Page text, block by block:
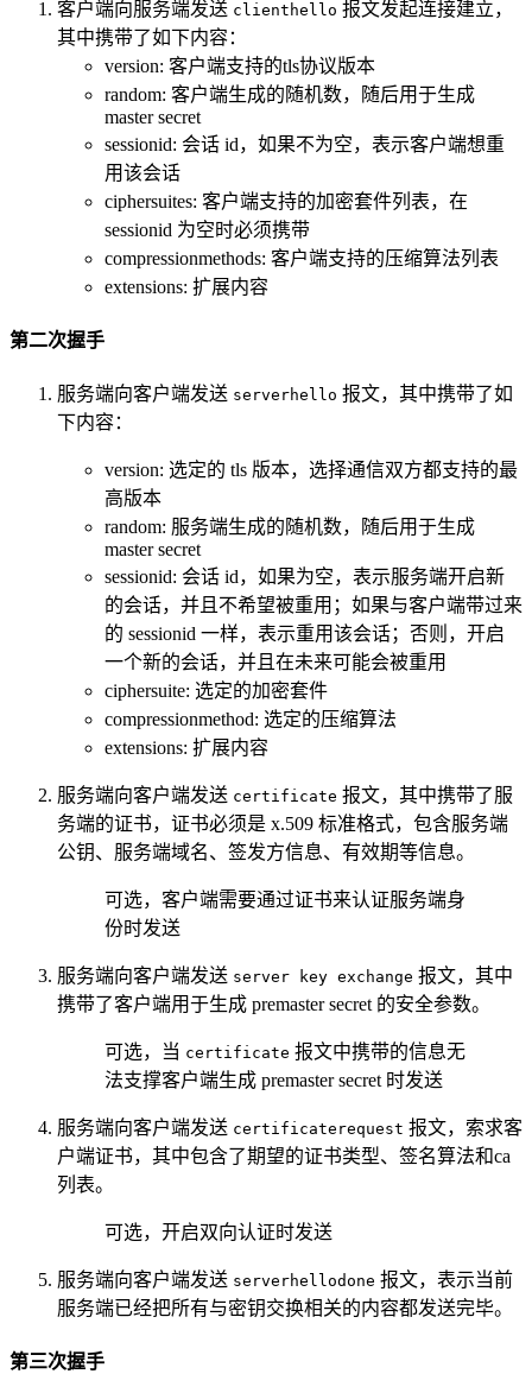
客户端向服务端发送 clienthello 报文发起连接建立，
其中携带了如下内容：
version: 客户端支持的tls协议版本
random: 客户端生成的随机数，随后用于生成
master secret
sessionid: 会话 id，如果不为空，表示客户端想重
用该会话
ciphersuites: 客户端支持的加密套件列表，在
sessionid 为空时必须携带
compressionmethods: 客户端支持的压缩算法列表
extensions: 扩展内容
第二次握手
服务端向客户端发送 serverhello 报文，其中携带了如
下内容：
version: 选定的 tls 版本，选择通信双方都支持的最
高版本
random: 服务端生成的随机数，随后用于生成
master secret
sessionid: 会话 id，如果为空，表示服务端开启新
的会话，并且不希望被重用；如果与客户端带过来
的 sessionid 一样，表示重用该会话；否则，开启
一个新的会话，并且在未来可能会被重用
ciphersuite: 选定的加密套件
compressionmethod: 选定的压缩算法
extensions: 扩展内容
服务端向客户端发送 certificate 报文，其中携带了服
务端的证书，证书必须是 x.509 标准格式，包含服务端
公钥、服务端域名、签发方信息、有效期等信息。
可选，客户端需要通过证书来认证服务端身
份时发送
服务端向客户端发送 server key exchange 报文，其中
携带了客户端用于生成 premaster secret 的安全参数。
可选，当 certificate 报文中携带的信息无
法支撑客户端生成 premaster secret 时发送
服务端向客户端发送 certificaterequest 报文，索求客
户端证书，其中包含了期望的证书类型、签名算法和ca
列表。
可选，开启双向认证时发送
服务端向客户端发送 serverhellodone 报文，表示当前
服务端已经把所有与密钥交换相关的内容都发送完毕。
第三次握手